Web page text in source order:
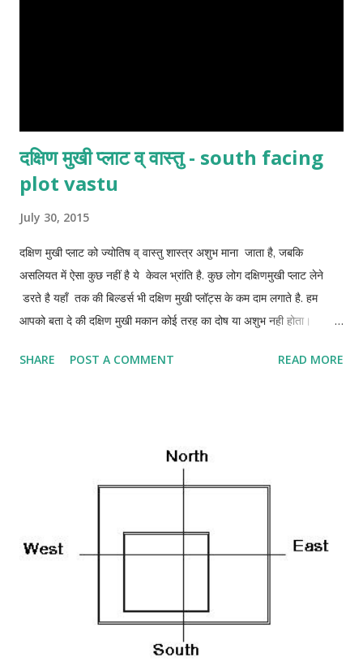
दक्षिण मुखी प्लाट व् वास्तु - south facing
plot vastu
July 30, 2015
दक्षिण मुखी प्लाट को ज्योतिष व् वास्तु शास्त्र अशुभ माना जाता है, जबकि
असलियत में ऐसा कुछ नहीं है ये केवल भ्रांति है. कुछ लोग दक्षिणमुखी प्लाट लेने
डरते है यहाँ तक की बिल्डर्स भी दक्षिण मुखी प्लॉट्स के कम दाम लगाते है. हम
आपको बता दे की दक्षिण मुखी मकान कोई तरह का दोष या अशुभ नही होता।
का निर्माण करवाते समय हमें कुछ सावधानियां अधिक रखनी पड़ती है.क्युंकि दक्षिण
दक्षिण-पश्चिम कोने में ना बनवाये, किसी भी कारण से बोरिंग और सीवेज दक्षिण-
SHARE POST A COMMENT READ MORE